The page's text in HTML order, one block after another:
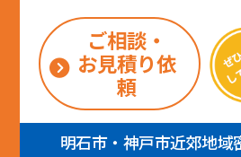
ご相談・
お見積り依
頼
明石市・神戸市近郊地域